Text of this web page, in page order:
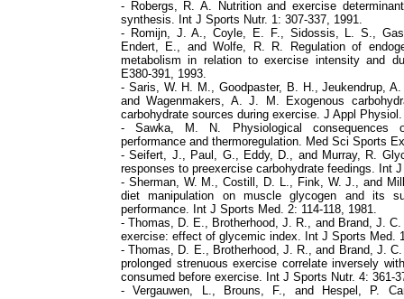
- Robergs, R. A. Nutrition and exercise
synthesis. Int J Sports Nutr. 1: 307-337, 1991.
- Romijn, J. A., Coyle, E. F., Sidossis, L. S.,
Endert, E., and Wolfe, R. R. Regulation of
metabolism in relation to exercise intensity and
E380-391, 1993.
- Saris, W. H. M., Goodpaster, B. H., Jeukendrup,
and Wagenmakers, A. J. M. Exogenous
carbohydrate sources during exercise. J Appl
- Sawka, M. N. Physiological consequences
performance and thermoregulation. Med Sci Sports
- Seifert, J., Paul, G., Eddy, D., and Murray, R.
responses to preexercise carbohydrate feedings. Int
- Sherman, W. M., Costill, D. L., Fink, W. J., and
diet manipulation on muscle glycogen and its
performance. Int J Sports Med. 2: 114-118, 1981.
- Thomas, D. E., Brotherhood, J. R., and Brand, J. C.
exercise: effect of glycemic index. Int J Sports Med.
- Thomas, D. E., Brotherhood, J. R., and Brand, J.
prolonged strenuous exercise correlate inversely
consumed before exercise. Int J Sports Nutr. 4: 361-
- Vergauwen, L., Brouns, F., and Hespel, P.